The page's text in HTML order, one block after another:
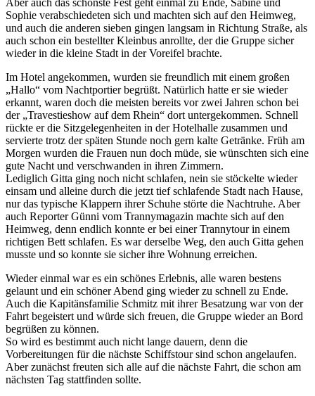
Sophie verabschiedeten sich und machten sich auf den Heimweg,
und auch die anderen sieben gingen langsam in Richtung Straße, als
auch schon ein bestellter Kleinbus anrollte, der die Gruppe sicher
wieder in die kleine Stadt in der Voreifel brachte.
Im Hotel angekommen, wurden sie freundlich mit einem großen
„Hallo“ vom Nachtportier begrüßt. Natürlich hatte er sie wieder
erkannt, waren doch die meisten bereits vor zwei Jahren schon bei
der „Travestieshow auf dem Rhein“ dort untergekommen. Schnell
rückte er die Sitzgelegenheiten in der Hotelhalle zusammen und
servierte trotz der späten Stunde noch gern kalte Getränke. Früh am
Morgen wurden die Frauen nun doch müde, sie wünschten sich eine
gute Nacht und verschwanden in ihren Zimmern.
Lediglich Gitta ging noch nicht schlafen, nein sie stöckelte wieder
einsam und alleine durch die jetzt tief schlafende Stadt nach Hause,
nur das typische Klappern ihrer Schuhe störte die Nachtruhe. Aber
auch Reporter Günni vom Trannymagazin machte sich auf den
Heimweg, denn endlich konnte er bei einer Trannytour in einem
richtigen Bett schlafen. Es war derselbe Weg, den auch Gitta gehen
musste und so konnte sie sicher ihre Wohnung erreichen.
Wieder einmal war es ein schönes Erlebnis, alle waren bestens
gelaunt und ein schöner Abend ging wieder zu schnell zu Ende.
Auch die Kapitänsfamilie Schmitz mit ihrer Besatzung war von der
Fahrt begeistert und würde sich freuen, die Gruppe wieder an Bord
begrüßen zu können.
So wird es bestimmt auch nicht lange dauern, denn die
Vorbereitungen für die nächste Schiffstour sind schon angelaufen.
Aber zunächst freuten sich alle auf die nächste Fahrt, die schon am
nächsten Tag stattfinden sollte.